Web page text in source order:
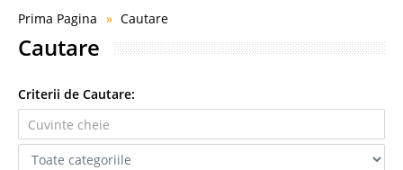
Prima Pagina Cautare
Cautare
Criterii de Cautare: